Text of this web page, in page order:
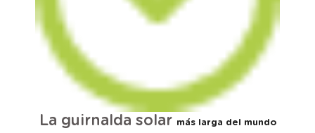
La guirnalda solar más larga del mundo